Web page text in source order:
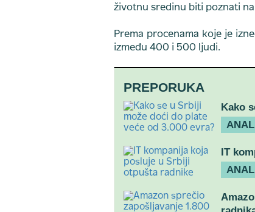
životnu sredinu biti poznati
Prema procenama koje je
između 400 i 500 ljudi.
PREPORUKA
Kako
IT